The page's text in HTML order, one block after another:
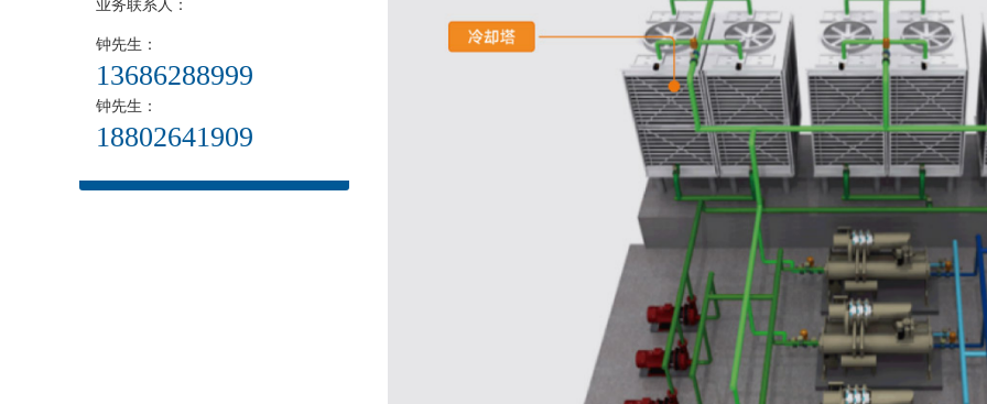
业务联系人：
钟先生：
13686288999
钟先生：
18802641909